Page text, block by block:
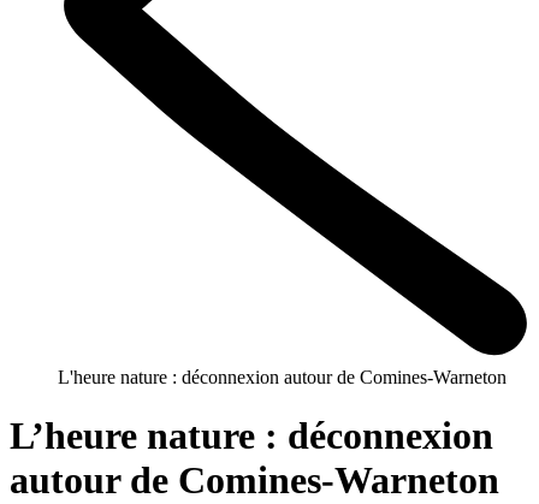
L'heure nature : déconnexion autour de Comines-Warneton
L’heure nature : déconnexion
autour de Comines-Warneton